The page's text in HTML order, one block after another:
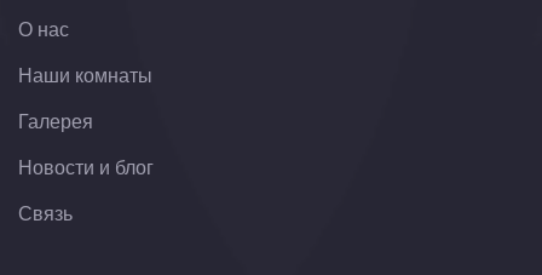
О нас
Наши комнаты
Галерея
Новости и блог
Связь